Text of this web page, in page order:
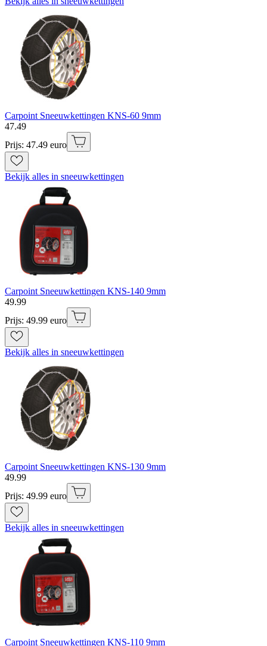
Carpoint Sneeuwkettingen KNS-60 9mm
47.49
Prijs: 47.49 euro
Bekijk alles in sneeuwkettingen
Carpoint Sneeuwkettingen KNS-140 9mm
49.99
Prijs: 49.99 euro
Bekijk alles in sneeuwkettingen
Carpoint Sneeuwkettingen KNS-130 9mm
49.99
Prijs: 49.99 euro
Bekijk alles in sneeuwkettingen
Carpoint Sneeuwkettingen KNS-110 9mm